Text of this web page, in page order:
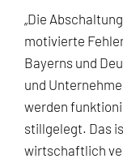
„Die
motivierte
Bayerns und
und
werden
stillgelegt. Das
wirtschaftlich